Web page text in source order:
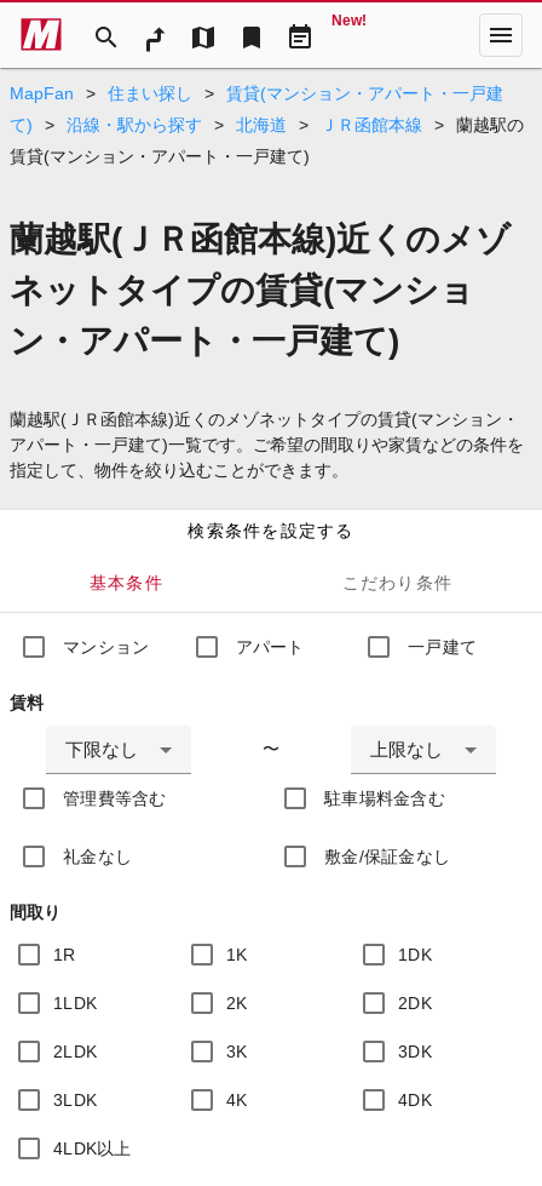
search map bookmark event_note
New! menu
MapFan > 住まい探し >
賃貸(マンション・アパート・一戸建
て)
> 沿線・駅から探す > 北海道 > ＪＲ函館本線 >
蘭越駅の
賃貸(マンション・アパート・一戸建て)
蘭越駅(ＪＲ函館本線)近くのメゾ
ネットタイプの賃貸(マンショ
ン・アパート・一戸建て)
蘭越駅(ＪＲ函館本線)近くのメゾネットタイプの賃貸(マンション・
アパート・一戸建て)一覧です。ご希望の間取りや家賃などの条件を
指定して、物件を絞り込むことができます。
検索条件を設定する
基本条件 こだわり条件
マンション アパート 一戸建て
賃料
下限なし 〜 上限なし
管理費等含む 駐車場料金含む
礼金なし 敷金/保証金なし
間取り
1R 1K 1DK
1LDK 2K 2DK
2LDK 3K 3DK
3LDK 4K 4DK
4LDK以上